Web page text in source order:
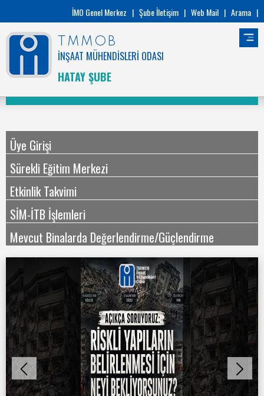
İMO Genel Merkez | Şube İletişim | Web Mail | Arama |
TMMOB
İNŞAAT MÜHENDİSLERİ ODASI
HATAY ŞUBE
Üye Girişi
Sürekli Eğitim Merkezi
Etkinlik Takvimi
SİM-İTB İşlemleri
Mevcut Binalarda Değerlendirme/Güçlendirme